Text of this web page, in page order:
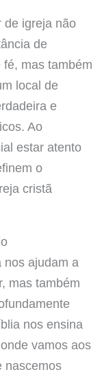
de igreja não
de
mas também
local de
e
Ao
estar atento
o
cristã
nos ajudam a
mas também
nos ensina
vamos aos
nascemos